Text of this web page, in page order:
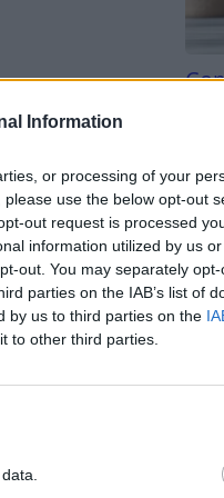
Information
or processing of your
use the below opt-out
out request is processed
information utilized by us
out. You may separately
parties on the IAB’s list of
by us to third parties on the
to other third parties.
la salive, puis
haleine​​.
hygiène
Tri
du